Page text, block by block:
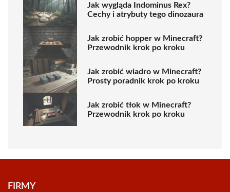
Jak wygląda Indominus Rex?
Cechy i atrybuty tego dinozaura
Jak zrobić hopper w Minecraft?
Przewodnik krok po kroku
Jak zrobić wiadro w Minecraft?
Prosty poradnik krok po kroku
Jak zrobić tłok w Minecraft?
Przewodnik krok po kroku
FIRMY